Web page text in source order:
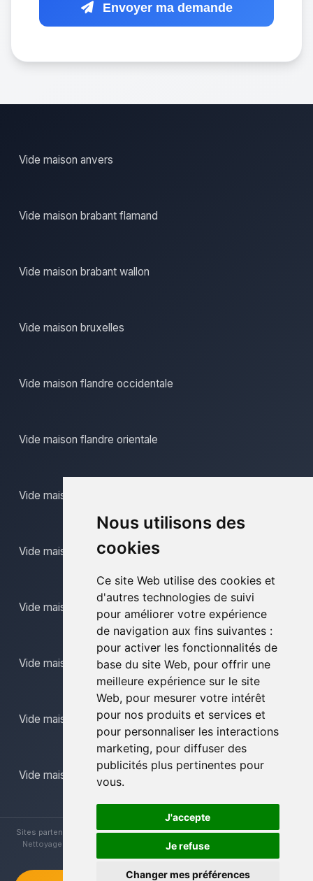
Nous utilisons des
cookies
Ce site Web utilise des cookies et
d'autres technologies de suivi
pour améliorer votre expérience
de navigation aux fins suivantes :
pour activer les fonctionnalités de
base du site Web, pour offrir une
meilleure expérience sur le site
Web, pour mesurer votre intérêt
pour nos produits et services et
pour personnaliser les interactions
marketing, pour diffuser des
publicités plus pertinentes pour
vous.
J'accepte
Je refuse
Changer mes préférences
Envoyer ma demande
Vide maison anvers
Vide maison brabant flamand
Vide maison brabant wallon
Vide maison bruxelles
Vide maison flandre occidentale
Vide maison flandre orientale
Vide maison hainaut
Vide maison liege
Vide maison limbourg
Vide maison mons
Vide maison namur
Vide maison province du luxembourg
Sites partenaires : Brocanteur Vide Maison | Vide Maison La Louvière
Nettoyage Vide Maisons
Vide Maison Hainaut